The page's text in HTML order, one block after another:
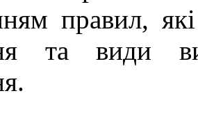
правил,
та види